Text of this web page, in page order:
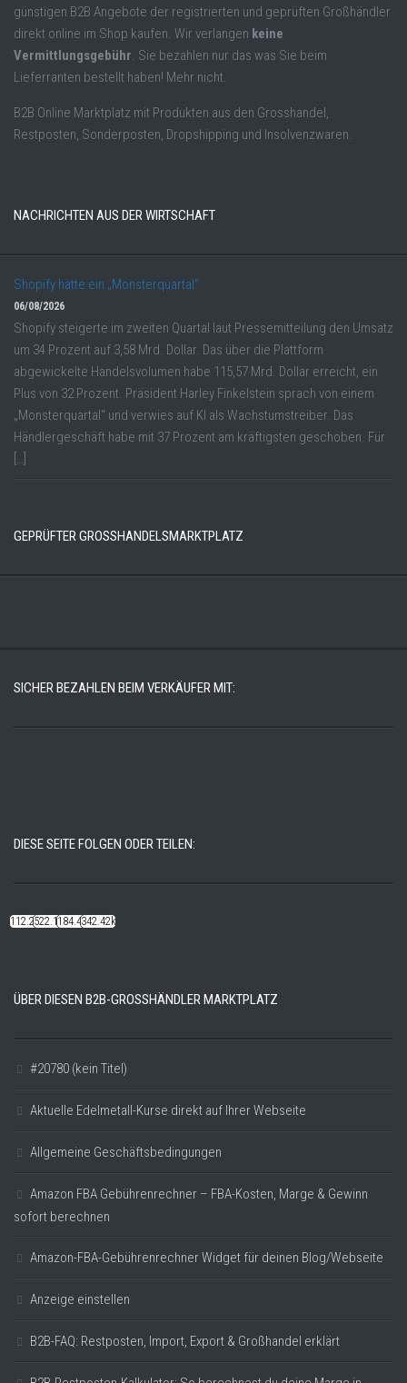
günstigen B2B Angebote der registrierten und geprüften Großhändler
direkt online im Shop kaufen. Wir verlangen keine
Vermittlungsgebühr. Sie bezahlen nur das was Sie beim
Lieferranten bestellt haben! Mehr nicht.
B2B Online Marktplatz mit Produkten aus den Grosshandel,
Restposten, Sonderposten, Dropshipping und Insolvenzwaren.
NACHRICHTEN AUS DER WIRTSCHAFT
Shopify hatte ein „Monsterquartal“
06/08/2026
Shopify steigerte im zweiten Quartal laut Pressemitteilung den Umsatz
um 34 Prozent auf 3,58 Mrd. Dollar. Das über die Plattform
abgewickelte Handelsvolumen habe 115,57 Mrd. Dollar erreicht, ein
Plus von 32 Prozent. Präsident Harley Finkelstein sprach von einem
„Monsterquartal“ und verwies auf KI als Wachstumstreiber. Das
Händlergeschäft habe mit 37 Prozent am kräftigsten geschoben. Für
[…]
GEPRÜFTER GROSSHANDELSMARKTPLATZ
SICHER BEZAHLEN BEIM VERKÄUFER MIT:
DIESE SEITE FOLGEN ODER TEILEN:
112.22k522.14k184.48k342.42k
ÜBER DIESEN B2B-GROSSHÄNDLER MARKTPLATZ
#20780 (kein Titel)
Aktuelle Edelmetall-Kurse direkt auf Ihrer Webseite
Allgemeine Geschäftsbedingungen
Amazon FBA Gebührenrechner – FBA-Kosten, Marge & Gewinn
sofort berechnen
Amazon-FBA-Gebührenrechner Widget für deinen Blog/Webseite
Anzeige einstellen
B2B-FAQ: Restposten, Import, Export & Großhandel erklärt